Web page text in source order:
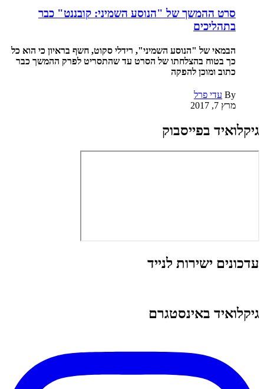
סרט ההמשך של "הנוסע השמיני: קובננט" כבר
בתהליכים
הבמאי של "הנוסע השמיני", רידלי סקוט, חשף בראיון כי הוא כל
כך בטוח בהצלחתו של הסרט עד שהתסריט לפרק ההמשך כבר
כתוב ומוכן להפקה
By עדי פרל
מרץ 7, 2017
גיקלואיד בפייסבוק
עדכונים ישירות לנייד
גיקלואיד באינסטגרם